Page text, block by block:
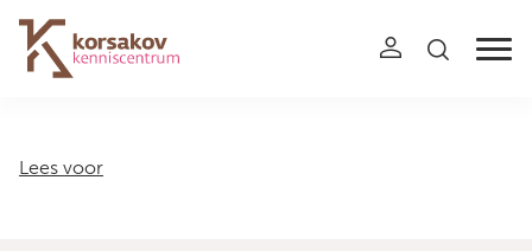
Navigation
Lees voor